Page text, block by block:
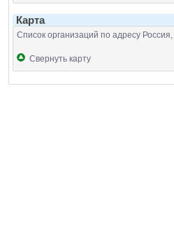
Карта
Список организаций по адресу
Свернуть карту